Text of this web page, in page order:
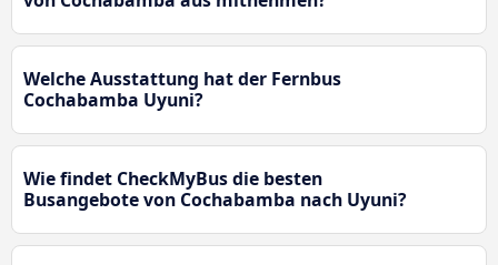
Welche Ausstattung hat der Fernbus
Cochabamba Uyuni?
Wie findet CheckMyBus die besten
Busangebote von Cochabamba nach Uyuni?